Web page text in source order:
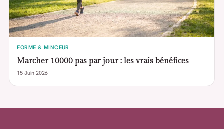
FORME & MINCEUR
Marcher 10000 pas par jour : les vrais bénéfices
15 Juin 2026